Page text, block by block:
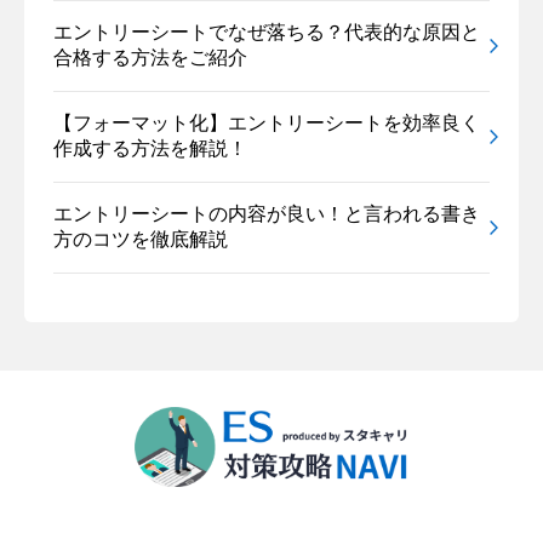
エントリーシートでなぜ落ちる？代表的な原因と
合格する方法をご紹介
【フォーマット化】エントリーシートを効率良く
作成する方法を解説！
エントリーシートの内容が良い！と言われる書き
方のコツを徹底解説